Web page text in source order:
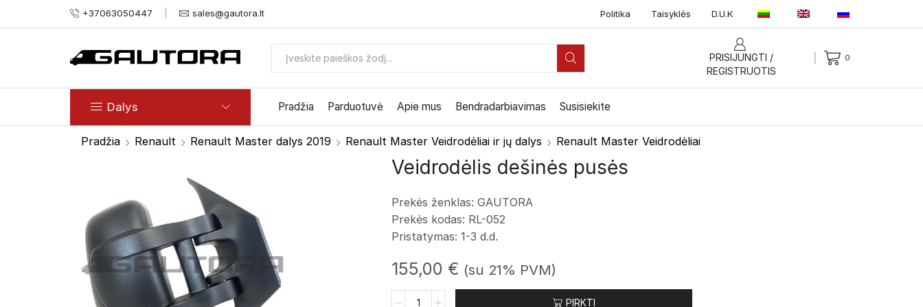
+37063050447 sales@gautora.lt Politika Taisyklės D.U.K
PRISIJUNGTI /
REGISTRUOTIS
0
Dalys Pradžia Parduotuvė Apie mus Bendradarbiavimas Susisiekite
Pradžia Renault Renault Master dalys 2019 Renault Master Veidrodėliai ir jų dalys Renault Master Veidrodėliai
Veidrodėlis dešinės pusės
Prekės ženklas: GAUTORA
Prekės kodas: RL-052
Pristatymas: 1-3 d.d.
155,00 € (su 21% PVM)
produkto
PIRKTI